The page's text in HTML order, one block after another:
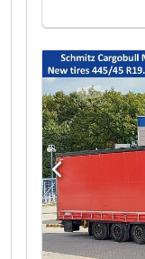
Leeggewicht:
overzicht van
financiering
adviseren u